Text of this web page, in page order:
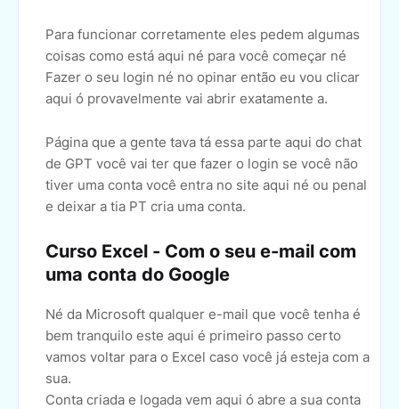
Para funcionar corretamente eles pedem algumas
coisas como está aqui né para você começar né
Fazer o seu login né no opinar então eu vou clicar
aqui ó provavelmente vai abrir exatamente a.
Página que a gente tava tá essa parte aqui do chat
de GPT você vai ter que fazer o login se você não
tiver uma conta você entra no site aqui né ou penal
e deixar a tia PT cria uma conta.
Curso Excel - Com o seu e-mail com
uma conta do Google
Né da Microsoft qualquer e-mail que você tenha é
bem tranquilo este aqui é primeiro passo certo
vamos voltar para o Excel caso você já esteja com a
sua.
Conta criada e logada vem aqui ó abre a sua conta